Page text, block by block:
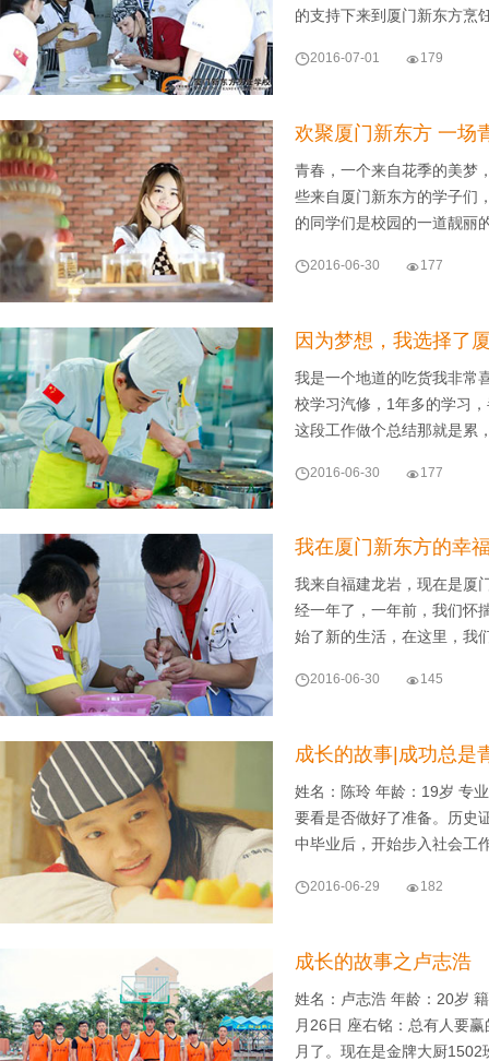
的支持下来到厦门新东方
2016-07-01 179
欢聚厦门新东方 一场
青春，一个来自花季的美梦
些来自厦门新东方的学子们
的同学们是校园的一道靓
2016-06-30 177
因为梦想，我选择了
我是一个地道的吃货我非常
校学习汽修，1年多的学习
这段工作做个总结那就是
2016-06-30 177
我在厦门新东方的幸
我来自福建龙岩，现在是厦
经一年了，一年前，我们怀
始了新的生活，在这里，
2016-06-30 145
成长的故事|成功总是
姓名：陈玲 年龄：19岁 专
要看是否做好了准备。历史
中毕业后，开始步入社会
2016-06-29 182
成长的故事之卢志浩
姓名：卢志浩 年龄：20岁
月26日 座右铭：总有人要
月了。现在是金牌大厨